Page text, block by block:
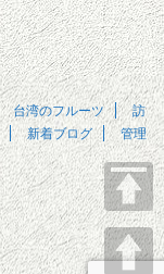
台湾のフルーツ
訪
新着ブログ
管理